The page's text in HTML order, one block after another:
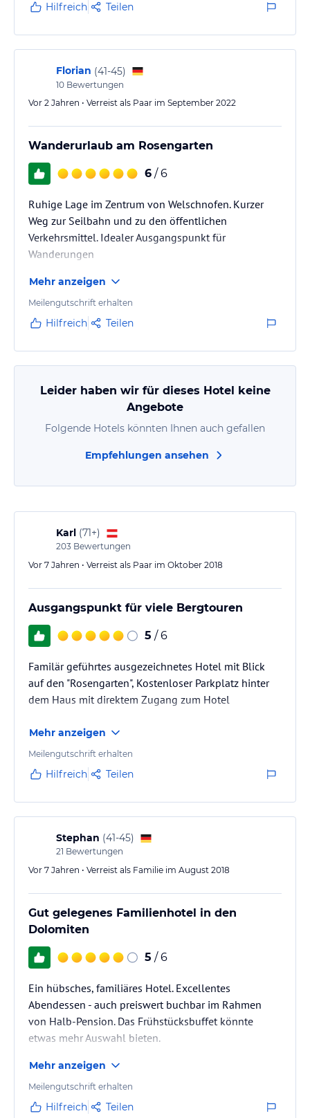
Hilfreich Teilen
Florian (41-45)
10 Bewertungen
Vor 2 Jahren • Verreist als Paar im September 2022
Wanderurlaub am Rosengarten
6 / 6
Ruhige Lage im Zentrum von Welschnofen. Kurzer
Weg zur Seilbahn und zu den öffentlichen
Verkehrsmittel. Idealer Ausgangspunkt für
Wanderungen
Mehr anzeigen
Meilengutschrift erhalten
Hilfreich Teilen
Leider haben wir für dieses Hotel keine
Angebote
Folgende Hotels könnten Ihnen auch gefallen
Empfehlungen ansehen
Karl (71+)
203 Bewertungen
Vor 7 Jahren • Verreist als Paar im Oktober 2018
Ausgangspunkt für viele Bergtouren
5 / 6
Familär geführtes ausgezeichnetes Hotel mit Blick
auf den "Rosengarten", Kostenloser Parkplatz hinter
dem Haus mit direktem Zugang zum Hotel
Mehr anzeigen
Meilengutschrift erhalten
Hilfreich Teilen
Stephan (41-45)
21 Bewertungen
Vor 7 Jahren • Verreist als Familie im August 2018
Gut gelegenes Familienhotel in den
Dolomiten
5 / 6
Ein hübsches, familiäres Hotel. Excellentes
Abendessen - auch preiswert buchbar im Rahmen
von Halb-Pension. Das Frühstücksbuffet könnte
etwas mehr Auswahl bieten.
Mehr anzeigen
Meilengutschrift erhalten
Hilfreich Teilen